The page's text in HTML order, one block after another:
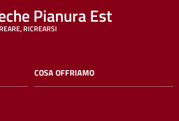
Pianura Est
RICREARSI
COSA OFFRIAMO